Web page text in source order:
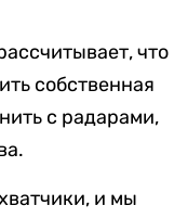
что
собственная
с радарами,
и мы